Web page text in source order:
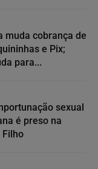
muda cobrança de
e Pix;
para...
sexual
é preso na
Filho